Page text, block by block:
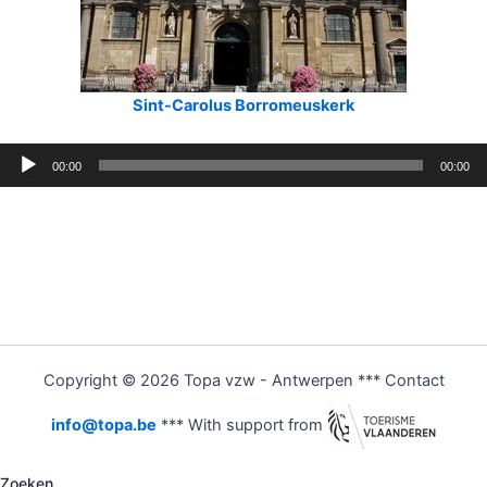
Sint-Carolus Borromeuskerk
Audiospeler
00:00 00:00
Copyright © 2026 Topa vzw - Antwerpen *** Contact
info@topa.be *** With support from
Zoeken